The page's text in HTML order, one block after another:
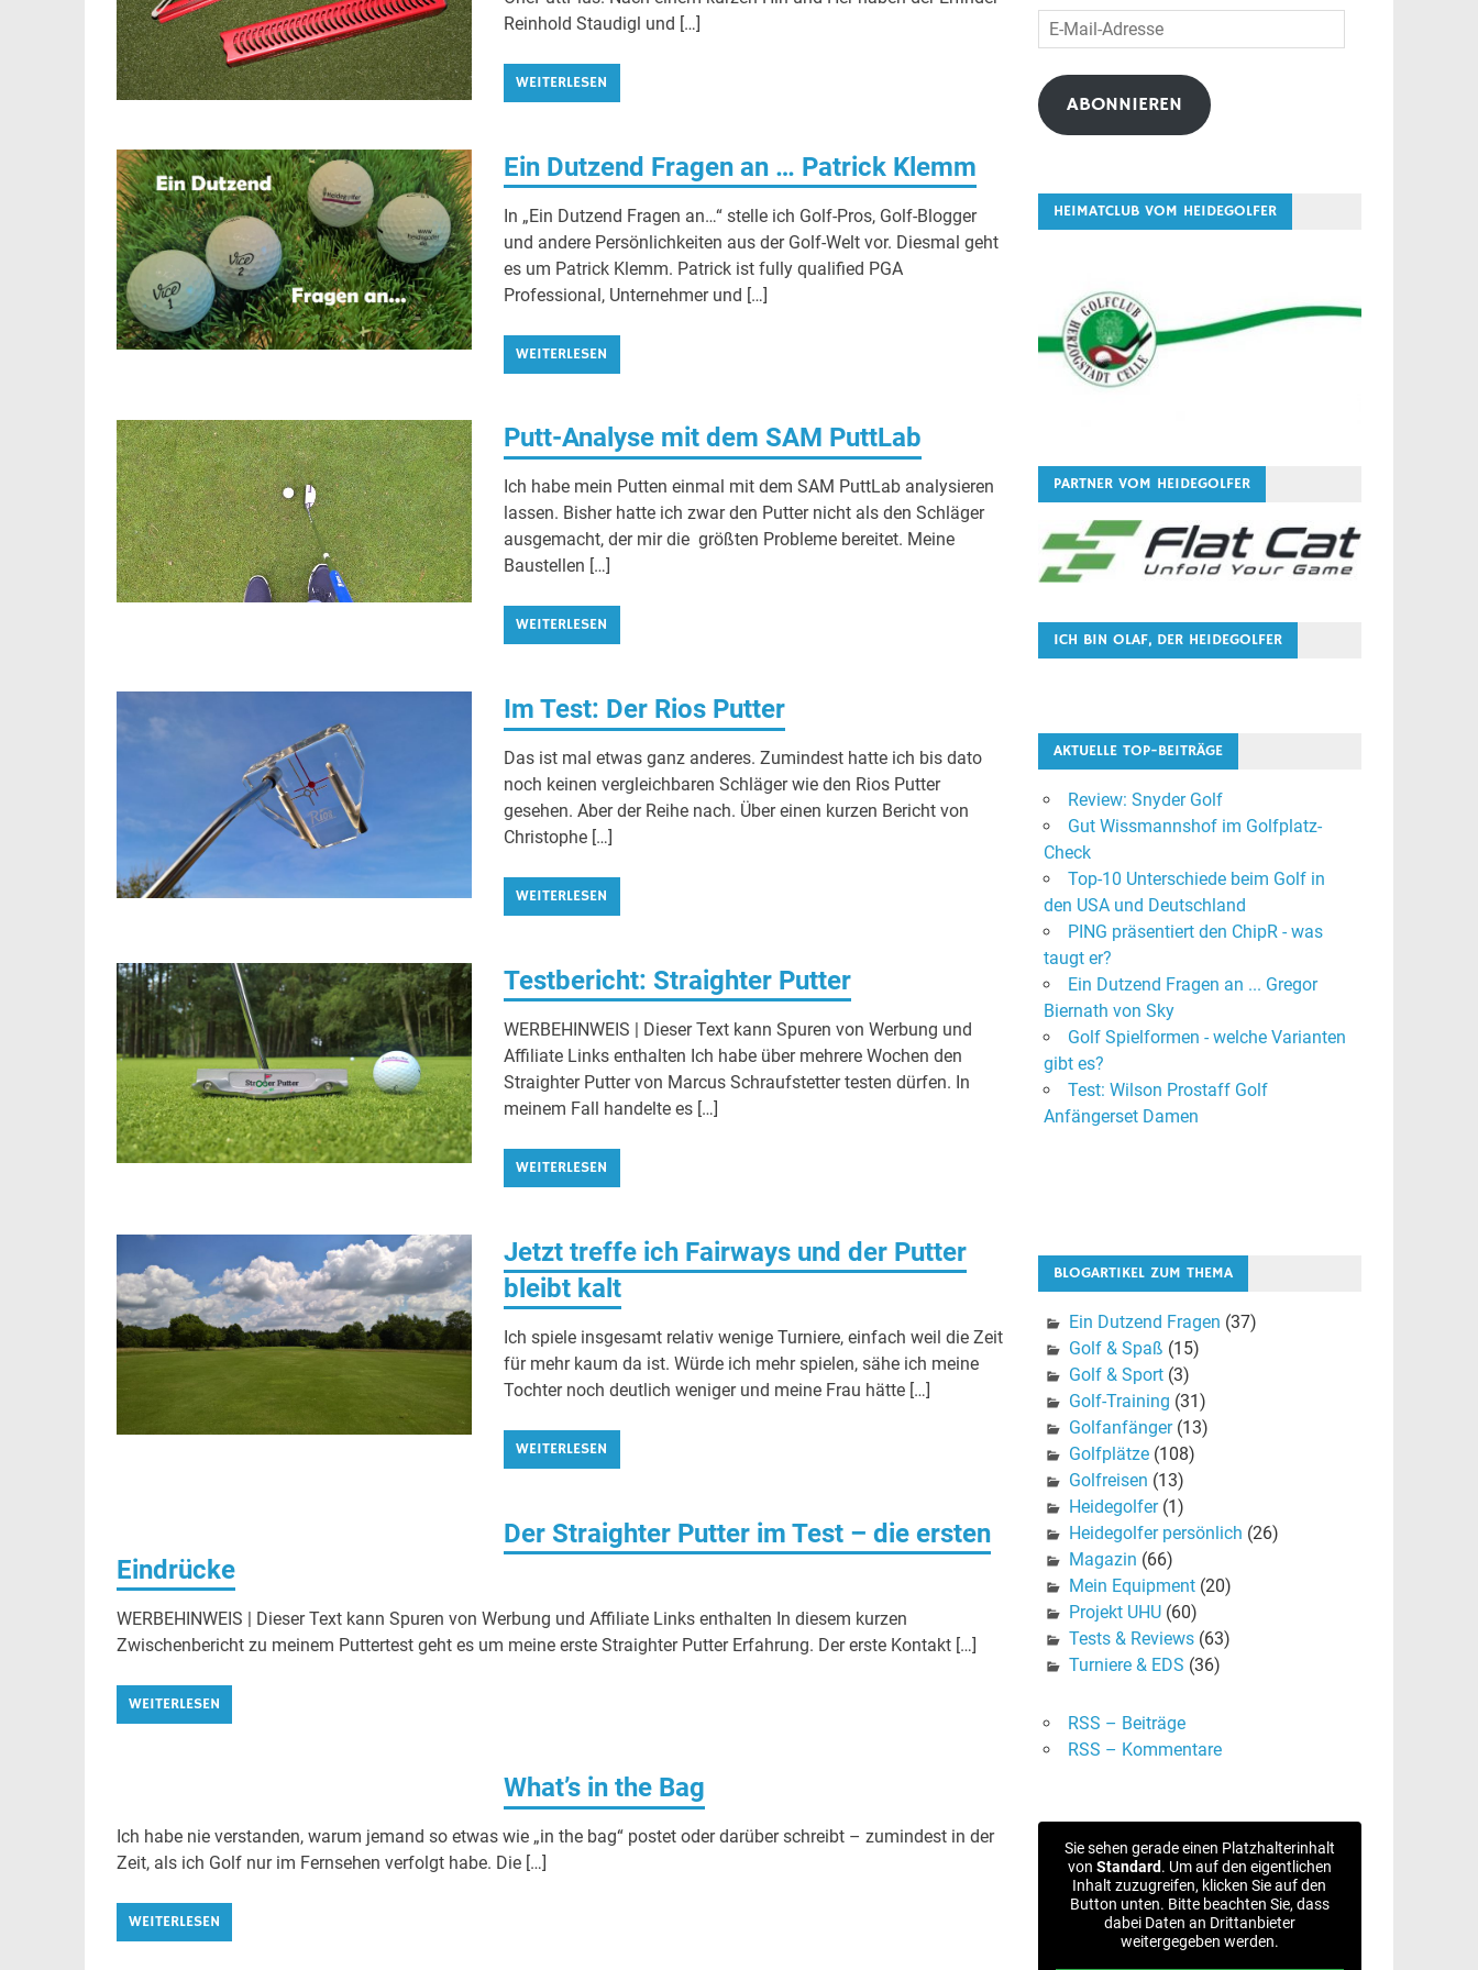
Reinhold Staudigl und […]
WEITERLESEN
Ein Dutzend Fragen an … Patrick Klemm
In „Ein Dutzend Fragen an…“ stelle ich Golf-Pros, Golf-Blogger
und andere Persönlichkeiten aus der Golf-Welt vor. Diesmal geht
es um Patrick Klemm. Patrick ist fully qualified PGA
Professional, Unternehmer und […]
WEITERLESEN
Putt-Analyse mit dem SAM PuttLab
Ich habe mein Putten einmal mit dem SAM PuttLab analysieren
lassen. Bisher hatte ich zwar den Putter nicht als den Schläger
ausgemacht, der mir die größten Probleme bereitet. Meine
Baustellen […]
WEITERLESEN
Im Test: Der Rios Putter
Das ist mal etwas ganz anderes. Zumindest hatte ich bis dato
noch keinen vergleichbaren Schläger wie den Rios Putter
gesehen. Aber der Reihe nach. Über einen kurzen Bericht von
Christophe […]
WEITERLESEN
Testbericht: Straighter Putter
WERBEHINWEIS | Dieser Text kann Spuren von Werbung und
Affiliate Links enthalten Ich habe über mehrere Wochen den
Straighter Putter von Marcus Schraufstetter testen dürfen. In
meinem Fall handelte es […]
WEITERLESEN
Jetzt treffe ich Fairways und der Putter
bleibt kalt
Ich spiele insgesamt relativ wenige Turniere, einfach weil die Zeit
für mehr kaum da ist. Würde ich mehr spielen, sähe ich meine
Tochter noch deutlich weniger und meine Frau hätte […]
WEITERLESEN
Der Straighter Putter im Test – die ersten
Eindrücke
WERBEHINWEIS | Dieser Text kann Spuren von Werbung und Affiliate Links enthalten In diesem kurzen
Zwischenbericht zu meinem Puttertest geht es um meine erste Straighter Putter Erfahrung. Der erste Kontakt […]
WEITERLESEN
What’s in the Bag
Ich habe nie verstanden, warum jemand so etwas wie „in the bag“ postet oder darüber schreibt – zumindest in der
Zeit, als ich Golf nur im Fernsehen verfolgt habe. Die […]
WEITERLESEN
E-
Mail-
Adresse
ABONNIEREN
HEIMATCLUB VOM HEIDEGOLFER
PARTNER VOM HEIDEGOLFER
ICH BIN OLAF, DER HEIDEGOLFER
AKTUELLE TOP-BEITRÄGE
Review: Snyder Golf
Gut Wissmannshof im Golfplatz-
Check
Top-10 Unterschiede beim Golf in
den USA und Deutschland
PING präsentiert den ChipR - was
taugt er?
Ein Dutzend Fragen an ... Gregor
Biernath von Sky
Golf Spielformen - welche Varianten
gibt es?
Test: Wilson Prostaff Golf
Anfängerset Damen
BLOGARTIKEL ZUM THEMA
Ein Dutzend Fragen (37)
Golf & Spaß (15)
Golf & Sport(3)
Golf-Training (31)
Golfanfänger(13)
Golfplätze(108)
Golfreisen (13)
Heidegolfer(1)
Heidegolfer persönlich (26)
Magazin (66)
Mein Equipment(20)
Projekt UHU(60)
Tests & Reviews(63)
Turniere & EDS (36)
RSS – Beiträge
RSS – Kommentare
Sie sehen gerade einen Platzhalterinhalt
von Standard. Um auf den eigentlichen
Inhalt zuzugreifen, klicken Sie auf den
Button unten. Bitte beachten Sie, dass
dabei Daten an Drittanbieter
weitergegeben werden.